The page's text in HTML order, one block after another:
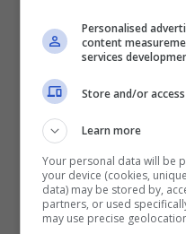
Personalised
content
services
Store and/or
Learn more
Your personal data will be
your device (cookies,
data) may be stored by,
partners, or used
may use precise